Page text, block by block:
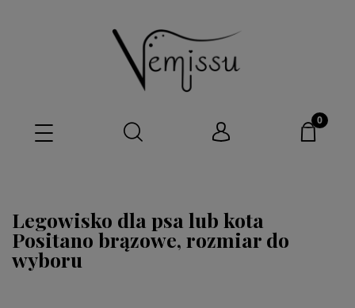
Legowisko dla psa lub kota
Positano brązowe, rozmiar do
wyboru